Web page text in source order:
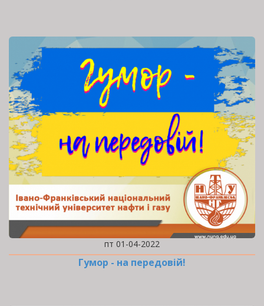
пт 01-04-2022
Гумор - на передовій!